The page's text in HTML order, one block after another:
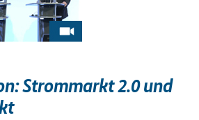
Strommarkt 2.0 und